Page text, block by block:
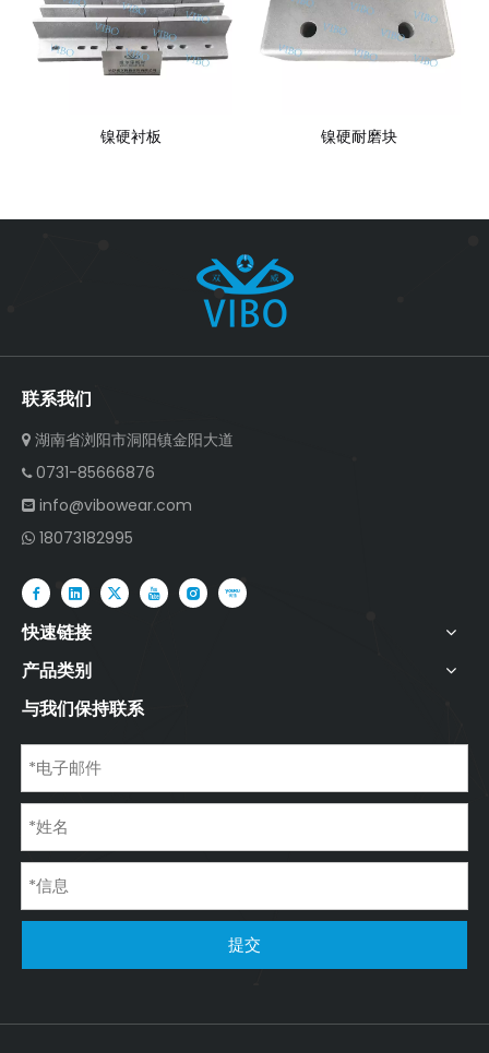
镍硬衬板 镍硬耐磨块
联系我们
 湖南省浏阳市洞阳镇金阳大道
0731-85666876
 info@vibowear.com
 18073182995
快速链接
产品类别
与我们保持联系
提交